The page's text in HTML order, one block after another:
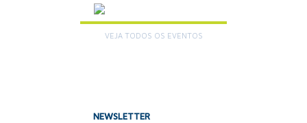
VEJA TODOS OS EVENTOS
NEWSLETTER